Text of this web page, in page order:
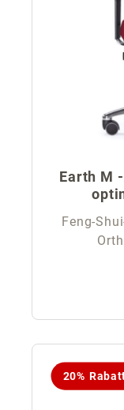
Earth M
Feng-
20%